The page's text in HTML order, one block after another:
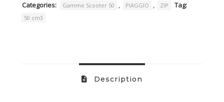
Categories: Gamme Scooter 50 , PIAGGIO , ZIP Tag:
50 cm3
Description